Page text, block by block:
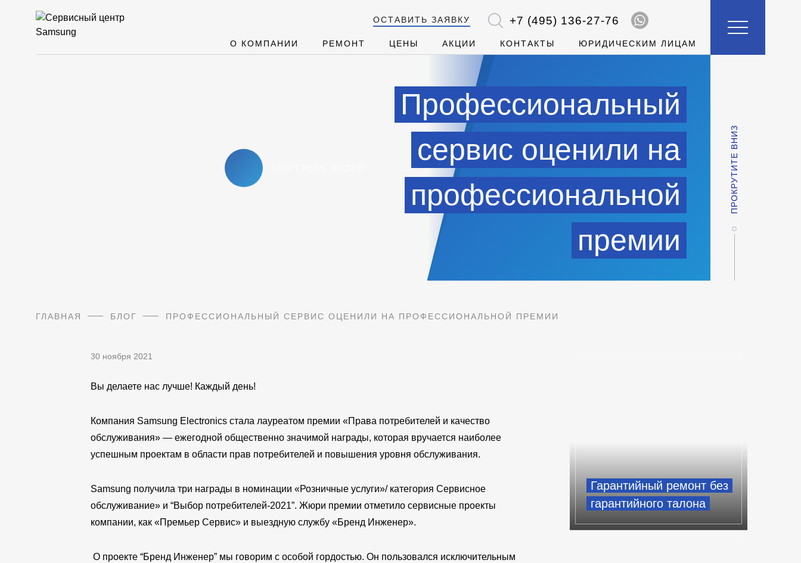
ОСТАВИТЬ ЗАЯВКУ +7 (495) 136-27-76
О КОМПАНИИ РЕМОНТ ЦЕНЫ АКЦИИ КОНТАКТЫ ЮРИДИЧЕСКИМ ЛИЦАМ
Профессиональный
сервис оценили на
профессиональной
премии
ПРОКРУТИТЕ ВНИЗ
ГЛАВНАЯ БЛОГ ПРОФЕССИОНАЛЬНЫЙ СЕРВИС ОЦЕНИЛИ НА ПРОФЕССИОНАЛЬНОЙ ПРЕМИИ
30 ноября 2021
Вы делаете нас лучше! Каждый день!
Компания Samsung Electronics стала лауреатом премии «Права потребителей и качество
обслуживания» — ежегодной общественно значимой награды, которая вручается наиболее
успешным проектам в области прав потребителей и повышения уровня обслуживания.
Samsung получила три награды в номинации «Розничные услуги»/ категория Сервисное
обслуживание» и “Выбор потребителей-2021”. Жюри премии отметило сервисные проекты
компании, как «Премьер Сервис» и выездную службу «Бренд Инженер».
О проекте “Бренд Инженер” мы говорим с особой гордостью. Он пользовался исключительным
Гарантийный ремонт без
гарантийного талона